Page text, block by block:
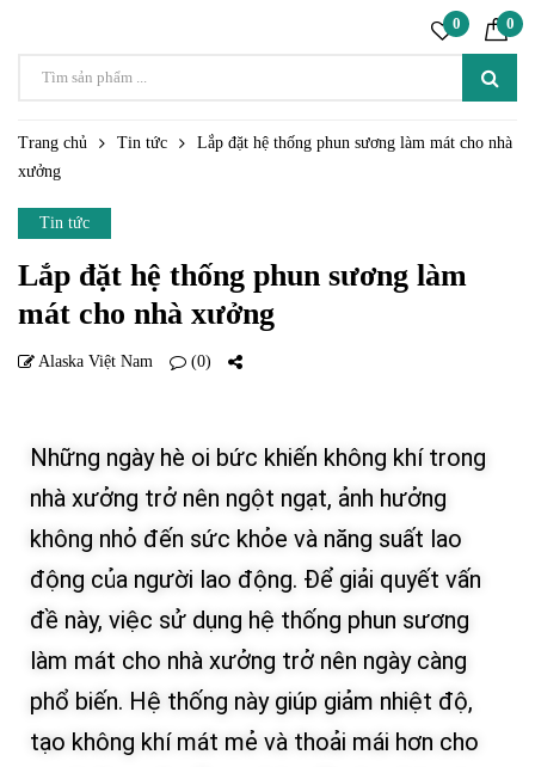
0 0
Trang chủ Tin tức
Lắp đặt hệ thống phun sương làm mát cho nhà
xưởng
Tin tức
Lắp đặt hệ thống phun sương làm
mát cho nhà xưởng
Alaska Việt Nam (0)
Những ngày hè oi bức khiến không khí trong
nhà xưởng trở nên ngột ngạt, ảnh hưởng
không nhỏ đến sức khỏe và năng suất lao
động của người lao động. Để giải quyết vấn
đề này, việc sử dụng hệ thống phun sương
làm mát cho nhà xưởng trở nên ngày càng
phổ biến. Hệ thống này giúp giảm nhiệt độ,
tạo không khí mát mẻ và thoải mái hơn cho